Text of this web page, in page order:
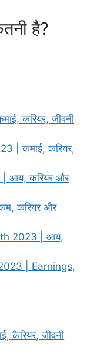
है?
करियर, जीवनी
| कमाई, करियर,
| आय, करियर और
करियर और
2023 | आय,
| Earnings,
कैरियर, जीवनी